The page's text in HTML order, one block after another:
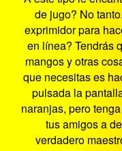
de jugo? No
exprimidor para
en línea? Tendrás
mangos y otras
que necesitas es
pulsada la
naranjas, pero
tus amigos a
verdadero